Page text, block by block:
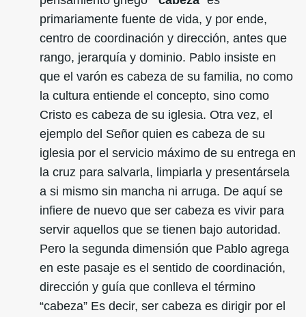
primariamente fuente de vida, y por ende,
centro de coordinación y dirección, antes que
rango, jerarquía y dominio. Pablo insiste en
que el varón es cabeza de su familia, no como
la cultura entiende el concepto, sino como
Cristo es cabeza de su iglesia. Otra vez, el
ejemplo del Señor quien es cabeza de su
iglesia por el servicio máximo de su entrega en
la cruz para salvarla, limpiarla y presentársela
a si mismo sin mancha ni arruga. De aquí se
infiere de nuevo que ser cabeza es vivir para
servir aquellos que se tienen bajo autoridad.
Pero la segunda dimensión que Pablo agrega
en este pasaje es el sentido de coordinación,
dirección y guía que conlleva el término
“cabeza” Es decir, ser cabeza es dirigir por el